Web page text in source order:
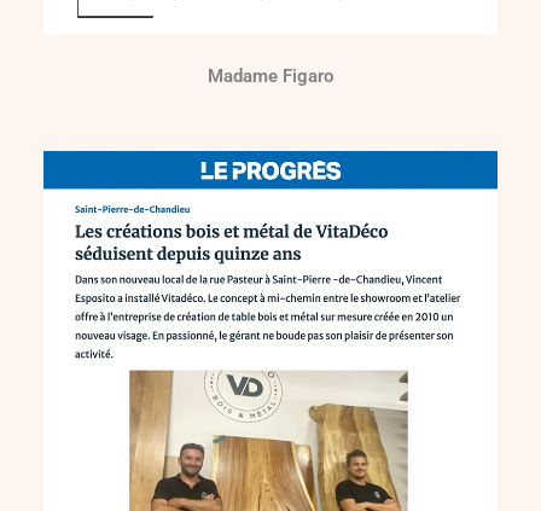
Madame Figaro